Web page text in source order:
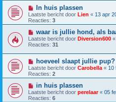
In huis plassen
Laatste bericht door Lien « 13 apr
Reacties: 3
waar is jullie hond, als
Laatste bericht door Diversion600 «
Reacties: 31
hoeveel slaapt jullie pup?
Laatste bericht door Carobella « 10
Reacties: 2
in huis plassen
Laatste bericht door perelaar« 05
Reacties: 6